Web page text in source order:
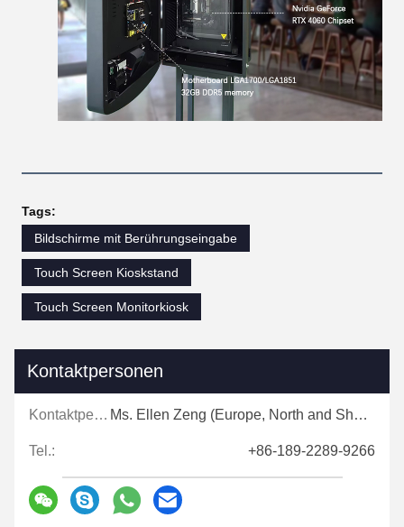
Tags:
Bildschirme mit Berührungseingabe
Touch Screen Kioskstand
Touch Screen Monitorkiosk
Kontaktpersonen
Kontaktpersonen: Ms. Ellen Zeng (Europe, North and Shouth America)
Tel.: +86-189-2289-9266